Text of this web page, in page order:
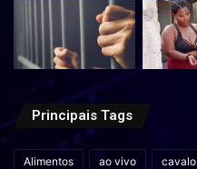
Principais Tags
Alimentos ao vivo cavalo